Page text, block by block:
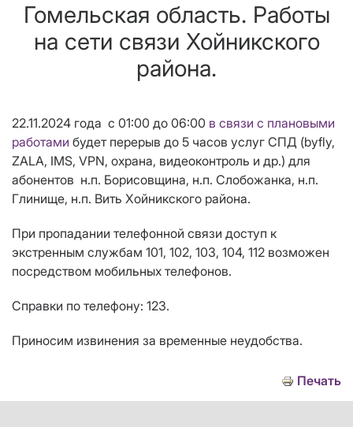
Гомельская область. Работы
на сети связи Хойникского
района.
22.11.2024 года с 01:00 до 06:00 в связи с плановыми
работами будет перерыв до 5 часов услуг СПД (byfly,
ZALA, IMS, VPN, охрана, видеоконтроль и др.) для
абонентов н.п. Борисовщина, н.п. Слобожанка, н.п.
Глинище, н.п. Вить Хойникского района.
При пропадании телефонной связи доступ к
экстренным службам 101, 102, 103, 104, 112 возможен
посредством мобильных телефонов.
Справки по телефону: 123.
Приносим извинения за временные неудобства.
Печать